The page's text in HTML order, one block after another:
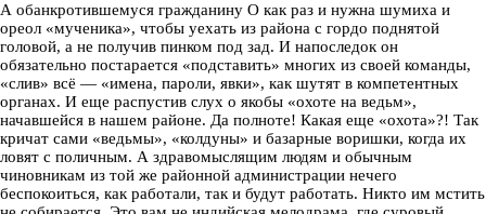
А обанкротившемуся гражданину О как раз и нужна шумиха и
ореол «мученика», чтобы уехать из района с гордо поднятой
головой, а не получив пинком под зад. И напоследок он
обязательно постарается «подставить» многих из своей команды,
«слив» всё — «имена, пароли, явки», как шутят в компетентных
органах. И еще распустив слух о якобы «охоте на ведьм»,
начавшейся в нашем районе. Да полноте! Какая еще «охота»?! Так
кричат сами «ведьмы», «колдуны» и базарные воришки, когда их
ловят с поличным. А здравомыслящим людям и обычным
чиновникам из той же районной администрации нечего
беспокоиться, как работали, так и будут работать. Никто им мстить